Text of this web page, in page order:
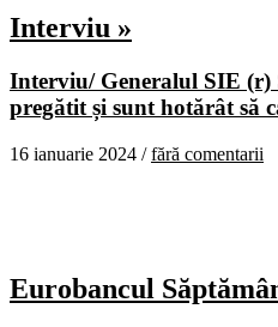
Interviu »
Interviu/ Generalul SIE
pregătit și sunt hotărât să
16 ianuarie 2024 /fără comentarii
Eurobancul